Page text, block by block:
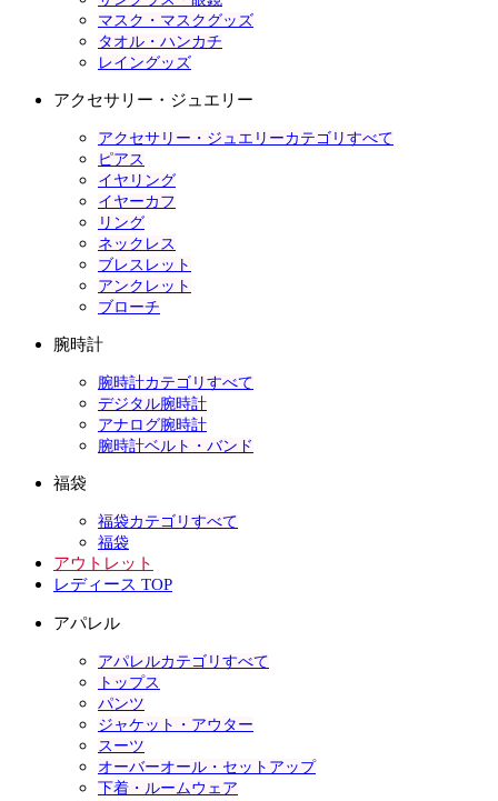
マスク・マスクグッズ
タオル・ハンカチ
レイングッズ
アクセサリー・ジュエリー
アクセサリー・ジュエリーカテゴリすべて
ピアス
イヤリング
イヤーカフ
リング
ネックレス
ブレスレット
アンクレット
ブローチ
腕時計
腕時計カテゴリすべて
デジタル腕時計
アナログ腕時計
腕時計ベルト・バンド
福袋
福袋カテゴリすべて
福袋
アウトレット
レディース TOP
アパレル
アパレルカテゴリすべて
トップス
パンツ
ジャケット・アウター
スーツ
オーバーオール・セットアップ
下着・ルームウェア